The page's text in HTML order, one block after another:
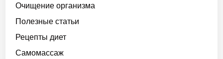
Очищение организма
Полезные статьи
Рецепты диет
Самомассаж